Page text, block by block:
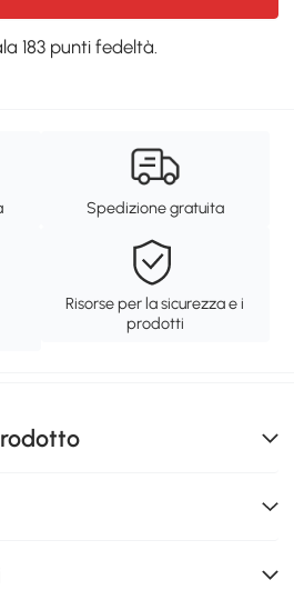
183 punti fedeltà.
Spedizione gratuita
Risorse per la sicurezza e i
prodotti